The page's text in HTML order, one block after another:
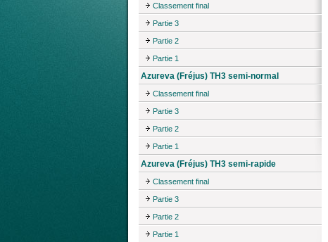
Classement final
Partie 3
Partie 2
Partie 1
Azureva (Fréjus) TH3 semi-normal
Classement final
Partie 3
Partie 2
Partie 1
Azureva (Fréjus) TH3 semi-rapide
Classement final
Partie 3
Partie 2
Partie 1